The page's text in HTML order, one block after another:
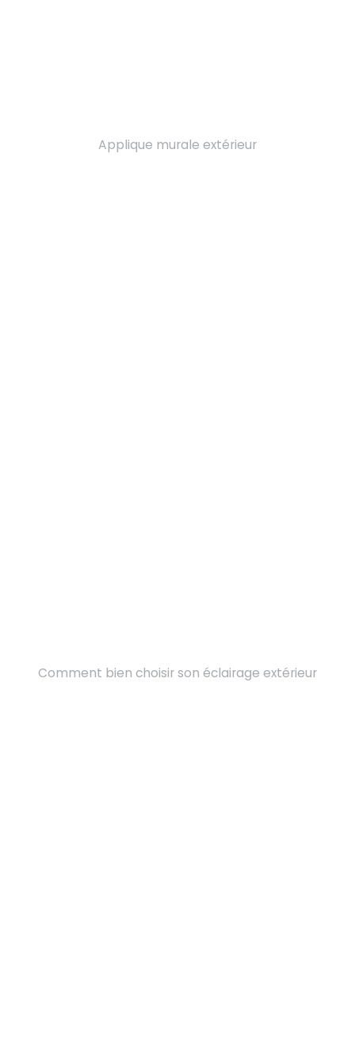
Applique murale extérieur
Comment bien choisir son éclairage extérieur